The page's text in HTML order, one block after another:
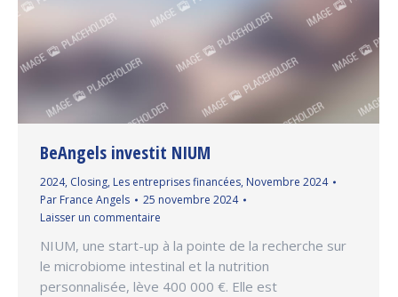
BeAngels investit NIUM
2024, Closing, Les entreprises financées, Novembre 2024
Par France Angels
25 novembre 2024
Laisser un commentaire
NIUM, une start-up à la pointe de la recherche sur
le microbiome intestinal et la nutrition
personnalisée, lève 400 000 €. Elle est